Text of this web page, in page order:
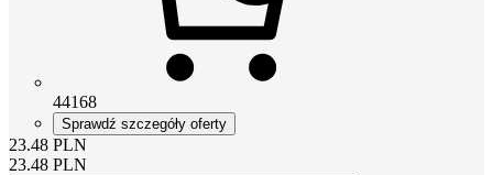
44168
Sprawdź szczegóły oferty
23.48 PLN
23.48 PLN